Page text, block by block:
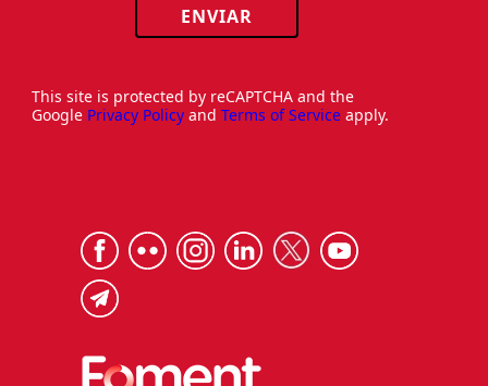
ENVIAR
This site is protected by reCAPTCHA and the
Google Privacy Policy and Terms of Service apply.